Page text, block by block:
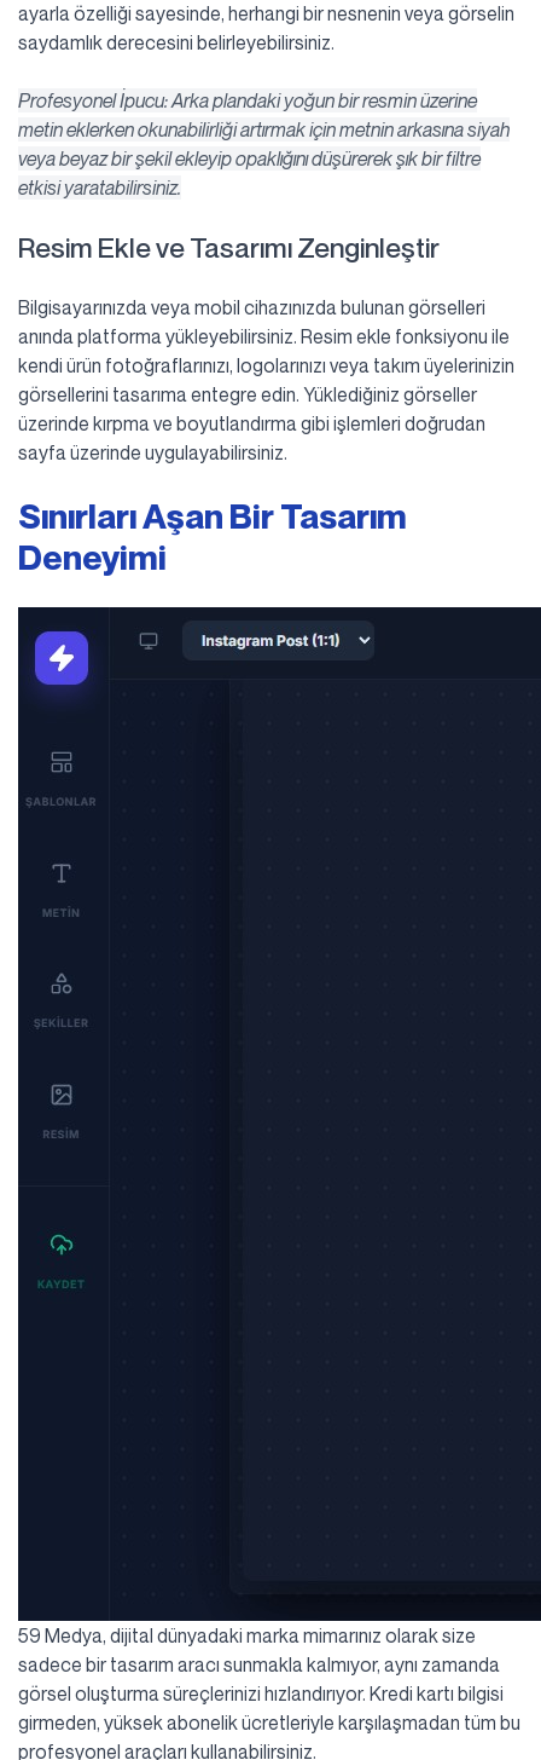
ayarla özelliği sayesinde, herhangi bir nesnenin veya görselin
saydamlık derecesini belirleyebilirsiniz.
Profesyonel İpucu: Arka plandaki yoğun bir resmin üzerine
metin eklerken okunabilirliği artırmak için metnin arkasına siyah
veya beyaz bir şekil ekleyip opaklığını düşürerek şık bir filtre
etkisi yaratabilirsiniz.
Resim Ekle ve Tasarımı Zenginleştir
Bilgisayarınızda veya mobil cihazınızda bulunan görselleri
anında platforma yükleyebilirsiniz. Resim ekle fonksiyonu ile
kendi ürün fotoğraflarınızı, logolarınızı veya takım üyelerinizin
görsellerini tasarıma entegre edin. Yüklediğiniz görseller
üzerinde kırpma ve boyutlandırma gibi işlemleri doğrudan
sayfa üzerinde uygulayabilirsiniz.
Sınırları Aşan Bir Tasarım
Deneyimi
59 Medya, dijital dünyadaki marka mimarınız olarak size
sadece bir tasarım aracı sunmakla kalmıyor, aynı zamanda
görsel oluşturma süreçlerinizi hızlandırıyor. Kredi kartı bilgisi
girmeden, yüksek abonelik ücretleriyle karşılaşmadan tüm bu
profesyonel araçları kullanabilirsiniz.